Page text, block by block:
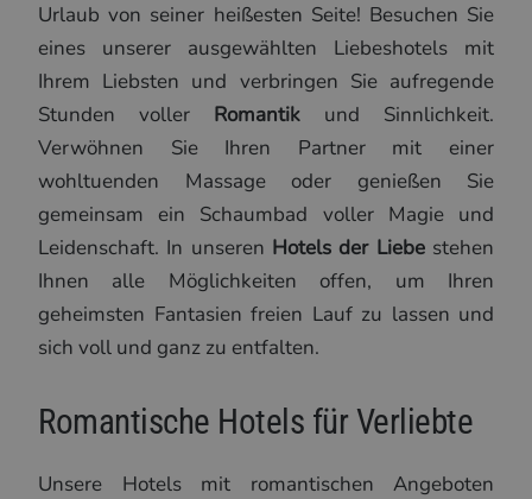
Urlaub von seiner heißesten Seite! Besuchen Sie
eines unserer ausgewählten Liebeshotels mit
Ihrem Liebsten und verbringen Sie aufregende
Stunden voller Romantik und Sinnlichkeit.
Verwöhnen Sie Ihren Partner mit einer
wohltuenden Massage oder genießen Sie
gemeinsam ein Schaumbad voller Magie und
Leidenschaft. In unseren Hotels der Liebestehen
Ihnen alle Möglichkeiten offen, um Ihren
geheimsten Fantasien freien Lauf zu lassen und
sich voll und ganz zu entfalten.
Romantische Hotels für Verliebte
Unsere Hotels mit romantischen Angeboten